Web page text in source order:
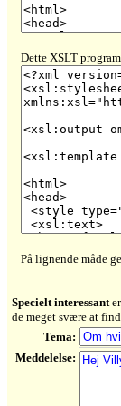
Dette XSLT
På lignende måde
Specielt interessanter
de meget svære at
Tema:
Meddelelse: